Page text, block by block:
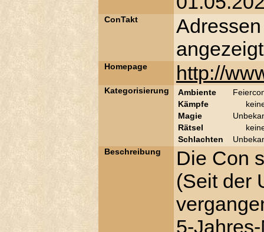
ConTakt
angezeigt
Homepage http://
Kategorisierung Ambiente
Kämpfe
Magie
Rätsel
Schlachten
Beschreibung
Die Con
(Seit der
5-